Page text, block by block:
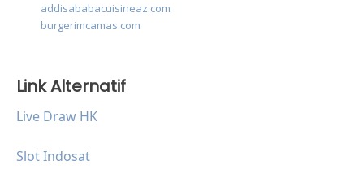
addisababacuisineaz.com
burgerimcamas.com
Link Alternatif
Live Draw HK
Slot Indosat